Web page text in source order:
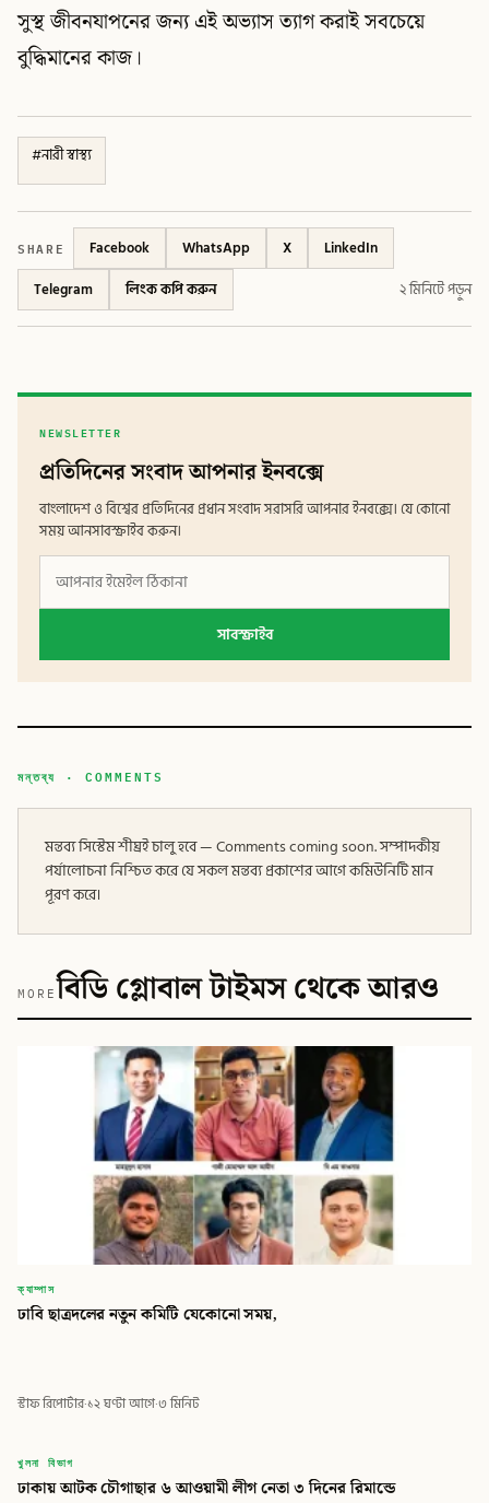
সুস্থ জীবনযাপনের জন্য এই অভ্যাস ত্যাগ করাই সবচেয়ে
বুদ্ধিমানের কাজ।
#নারী স্বাস্থ্য
SHARE Facebook WhatsApp X
LinkedIn
Telegram
লিংক কপি করুন ২ মিনিটে পড়ুন
NEWSLETTER
প্রতিদিনের সংবাদ আপনার ইনবক্সে
বাংলাদেশ ও বিশ্বের প্রতিদিনের প্রধান সংবাদ সরাসরি আপনার ইনবক্সে। যে কোনো
সময় আনসাবস্ক্রাইব করুন।
সাবস্ক্রাইব
মন্তব্য · COMMENTS
মন্তব্য সিস্টেম শীঘ্রই চালু হবে — Comments coming soon. সম্পাদকীয়
পর্যালোচনা নিশ্চিত করে যে সকল মন্তব্য প্রকাশের আগে কমিউনিটি মান
পূরণ করে।
MOREবিডি গ্লোবাল টাইমস থেকে আরও
ক্যাম্পাস
ঢাবি ছাত্রদলের নতুন কমিটি যেকোনো সময়,
স্টাফ রিপোর্টার·১২ ঘণ্টা আগে·৩ মিনিট
বিডি
বিডি গ্লোবাল টাইমস
খুলনা বিভাগ
ঢাকায় আটক চৌগাছার ৬ আওয়ামী লীগ নেতা ৩ দিনের রিমান্ডে